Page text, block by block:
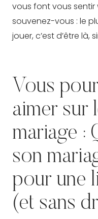
vous font vous sentir
souvenez-vous : le
jouer, c’est d’être là,
Vous
aimer sur
mariage :
son
pour une
(et sans